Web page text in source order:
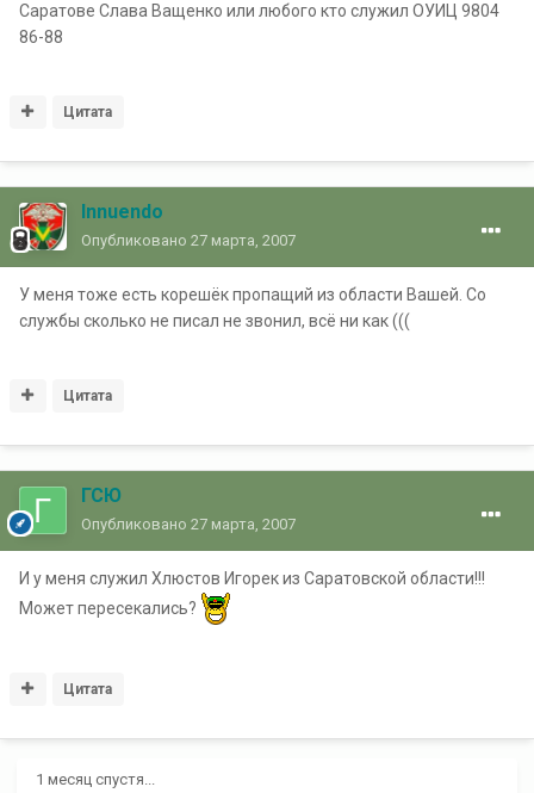
Саратове Слава Ващенко или любого кто служил ОУИЦ 9804
86-88
Цитата
Innuendo
Опубликовано 27 марта, 2007
У меня тоже есть корешёк пропащий из области Вашей. Со
службы сколько не писал не звонил, всё ни как (((
Цитата
ГСЮ
Опубликовано 27 марта, 2007
И у меня служил Хлюстов Игорек из Саратовской области!!!
Может пересекались?
Цитата
1 месяц спустя...